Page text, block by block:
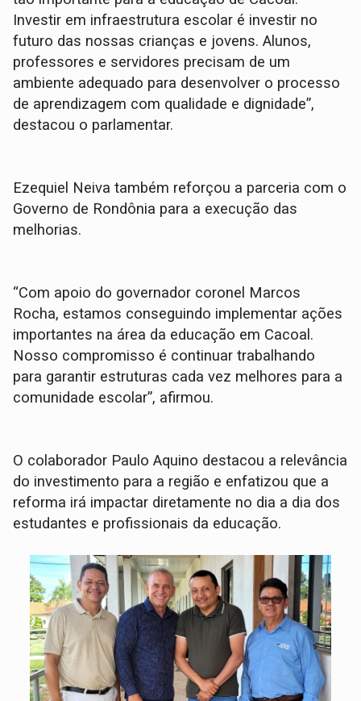
Investir em infraestrutura escolar é investir no
futuro das nossas crianças e jovens. Alunos,
professores e servidores precisam de um
ambiente adequado para desenvolver o processo
de aprendizagem com qualidade e dignidade”,
destacou o parlamentar.
Ezequiel Neiva também reforçou a parceria com o
Governo de Rondônia para a execução das
melhorias.
“Com apoio do governador coronel Marcos
Rocha, estamos conseguindo implementar ações
importantes na área da educação em Cacoal.
Nosso compromisso é continuar trabalhando
para garantir estruturas cada vez melhores para a
comunidade escolar”, afirmou.
O colaborador Paulo Aquino destacou a relevância
do investimento para a região e enfatizou que a
reforma irá impactar diretamente no dia a dia dos
estudantes e profissionais da educação.